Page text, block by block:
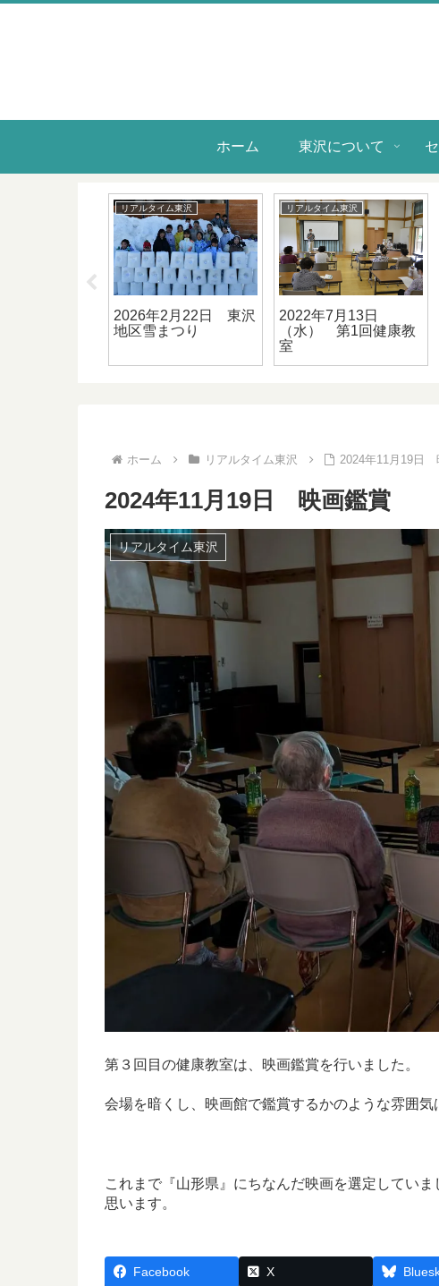
ホーム 東沢について
リアルタイム東沢
2020年8月24日 町長
とのふれあいトーク
リアルタイム東沢
2025年10月27日 第
３回ゆうゆう大学地区
学部～ひょうたんラン
ホーム リアルタイム東沢 2024年11月19日
2024年11月19日 映画鑑賞
リアルタイム東沢
第３回目の健康教室は、映画鑑賞を行いました。
会場を暗くし、映画館で鑑賞するかのような雰囲気
これまで『山形県』にちなんだ映画を選定してい
思います。
Facebook X